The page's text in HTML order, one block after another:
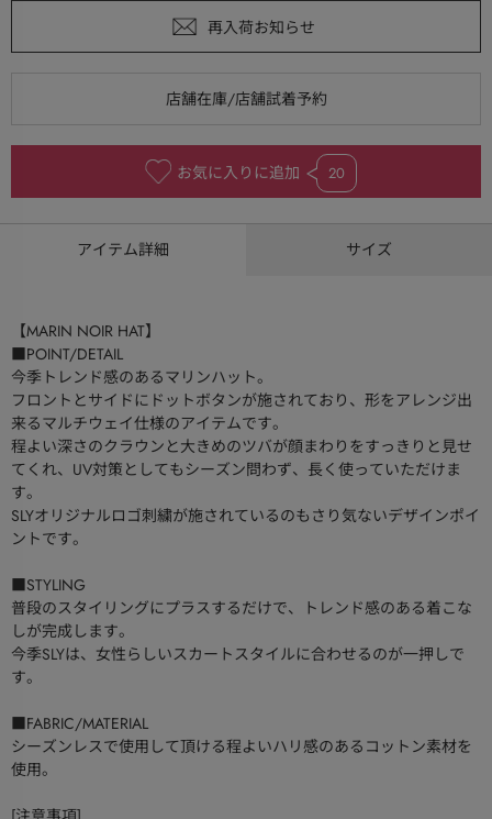
お気に入りに追加 20
アイテム詳細 サイズ
【MARIN NOIR HAT】
■POINT/DETAIL
今季トレンド感のあるマリンハット。
フロントとサイドにドットボタンが施されており、形をアレンジ出
来るマルチウェイ仕様のアイテムです。
程よい深さのクラウンと大きめのツバが顔まわりをすっきりと見せ
てくれ、UV対策としてもシーズン問わず、長く使っていただけま
す。
SLYオリジナルロゴ刺繍が施されているのもさり気ないデザインポイ
ントです。
■STYLING
普段のスタイリングにプラスするだけで、トレンド感のある着こな
しが完成します。
今季SLYは、女性らしいスカートスタイルに合わせるのが一押しで
す。
■FABRIC/MATERIAL
シーズンレスで使用して頂ける程よいハリ感のあるコットン素材を
使用。